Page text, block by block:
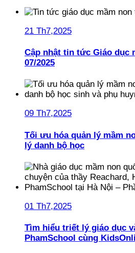
21 Th7,2025
Cập nhật tin tức Giáo dục
07/2025
09 Th7,2025
Tối ưu hóa quản lý mầm
lý danh bộ học
01 Th7,2025
Tìm hiểu triết lý giáo dục
PhamSchool cùng